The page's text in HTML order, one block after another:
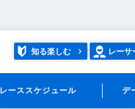
知る楽しむ レーサ
レーススケジュール デ